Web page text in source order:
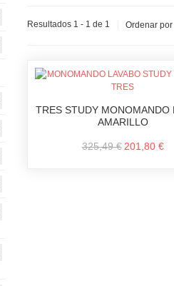
Resultados 1 - 1 de 1 Ordenar por
TRES STUDY MONOMANDO
AMARILLO
325,49 € 201,80 €